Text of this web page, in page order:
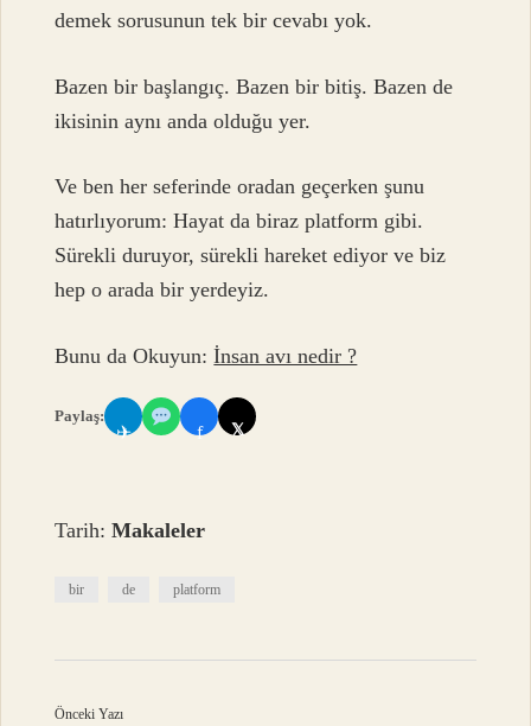
demek sorusunun tek bir cevabı yok.
Bazen bir başlangıç. Bazen bir bitiş. Bazen de
ikisinin aynı anda olduğu yer.
Ve ben her seferinde oradan geçerken şunu
hatırlıyorum: Hayat da biraz platform gibi.
Sürekli duruyor, sürekli hareket ediyor ve biz
hep o arada bir yerdeyiz.
Bunu da Okuyun:İnsan avı nedir ?
Paylaş:
✈ f 𝕏
Tarih:Makaleler
bir de platform
Önceki Yazı